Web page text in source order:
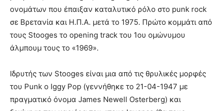
ονομάτων που έπαιξαν καταλυτικό ρόλο στο punk rock
σε Βρετανία και Η.Π.Α. μετά το 1975. Πρώτο κομμάτι από
τους Stooges το opening track του 1ου ομώνυμου
άλμπουμ τους το «1969».
Iδρυτής των Stooges είναι μια από τις θρυλικές μορφές
του Punk ο Ιggy Pop (γεννήθηκε το 21-04-1947 με
πραγματικό όνομα James Newell Osterberg) και